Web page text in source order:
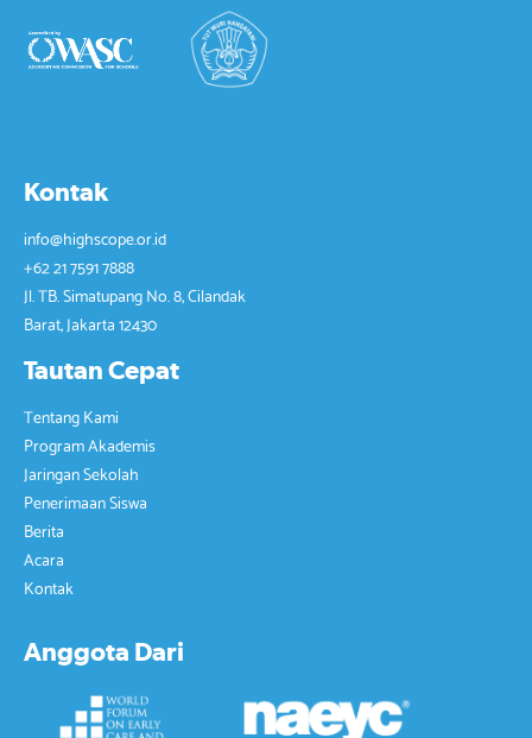
Kontak
info@highscope.or.id
+62 21 7591 7888
Jl. TB. Simatupang No. 8, Cilandak
Barat, Jakarta 12430
Tautan Cepat
Tentang Kami
Program Akademis
Jaringan Sekolah
Penerimaan Siswa
Berita
Acara
Kontak
Anggota Dari